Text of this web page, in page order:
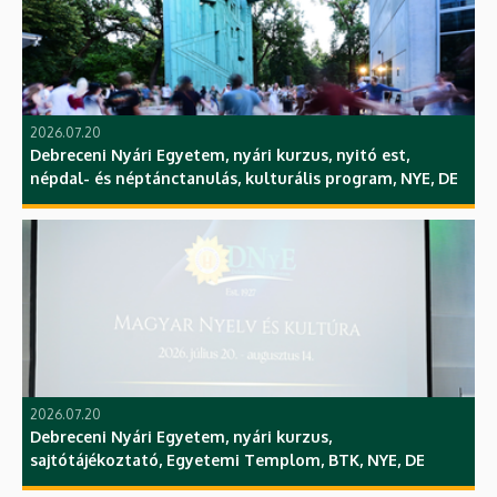
2026.07.20
Debreceni Nyári Egyetem, nyári kurzus, nyitó est,
népdal- és néptánctanulás, kulturális program, NYE, DE
2026.07.20
Debreceni Nyári Egyetem, nyári kurzus,
sajtótájékoztató, Egyetemi Templom, BTK, NYE, DE